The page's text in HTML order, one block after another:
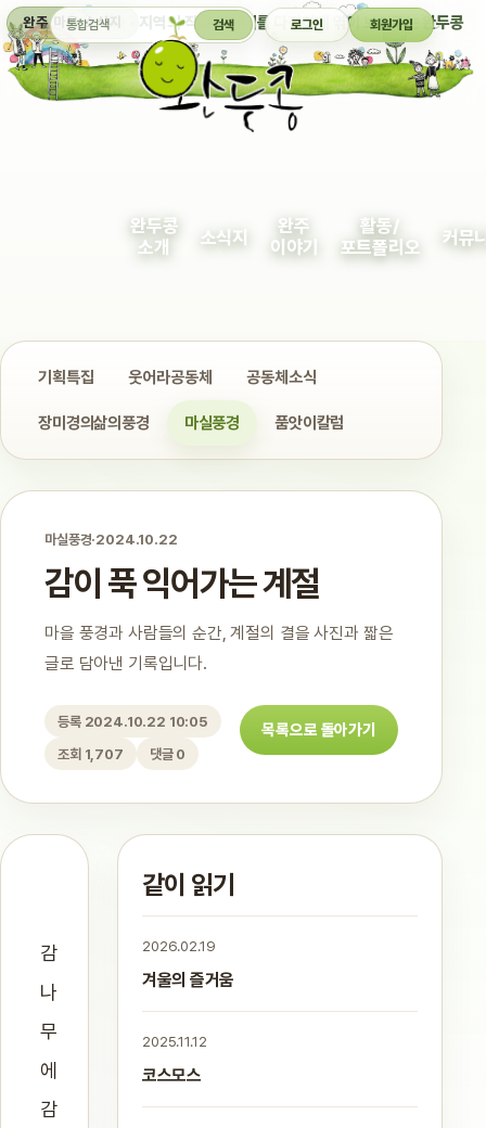
완주 마을 소식지 지역의 작은 이야기를 다정하게 엮어 보여주는 완두콩
통합검색 검색 로그인 회원가입
완두콩
소개
소식지
완주
이야기
활동/
포트폴리오
커뮤
기획특집 웃어라공동체 공동체소식
장미경의삶의풍경 마실풍경 품앗이칼럼
마실풍경·2024.10.22
감이 푹 익어가는 계절
마을 풍경과 사람들의 순간, 계절의 결을 사진과 짧은
글로 담아낸 기록입니다.
등록 2024.10.22 10:05
조회 1,707
댓글 0
목록으로 돌아가기
감
나
무
에
감
같이 읽기
2026.02.19
겨울의 즐거움
2025.11.12
코스모스